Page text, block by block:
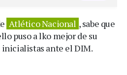
Atlético Nacional , sabe que
puso a lko mejor de su
inicialistas ante el DIM.